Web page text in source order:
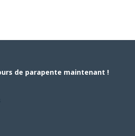
de parapente maintenant !